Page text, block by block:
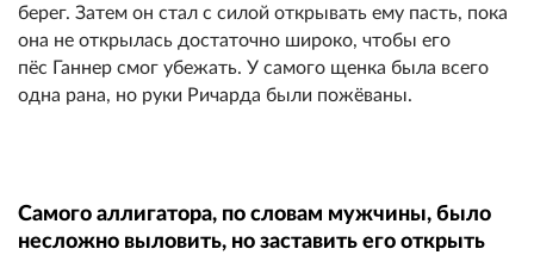
берег. Затем он стал с силой открывать ему пасть, пока
она не открылась достаточно широко, чтобы его
пёс Ганнер смог убежать. У самого щенка была всего
одна рана, но руки Ричарда были пожёваны.
Самого аллигатора, по словам мужчины, было
несложно выловить, но заставить его открыть